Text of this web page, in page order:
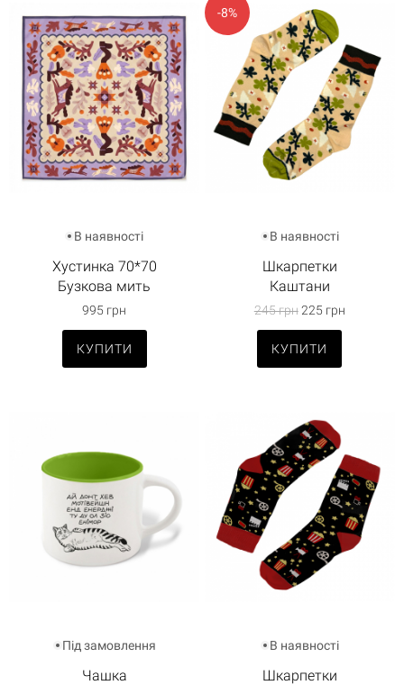
В наявності
Хустинка 70*70
Бузкова мить
995 грн
КУПИТИ
-8%
В наявності
Шкарпетки
Каштани
245 грн225 грн
КУПИТИ
Під замовлення
Чашка
В наявності
Шкарпетки